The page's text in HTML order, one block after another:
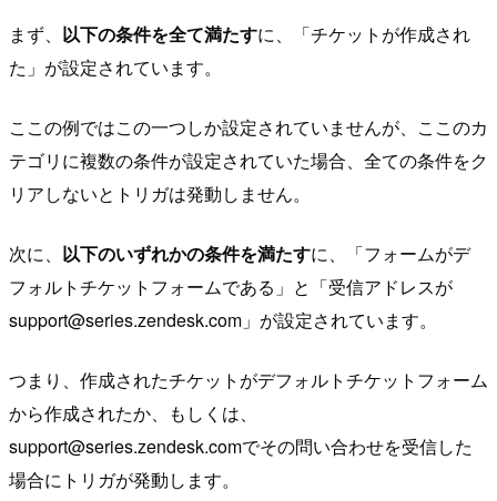
まず、 以下の条件を全て満たすに、「チケットが作成され
た」が設定されています。
ここの例ではこの一つしか設定されていませんが、ここのカ
テゴリに複数の条件が設定されていた場合、全ての条件をク
リアしないとトリガは発動しません。
次に、 以下のいずれかの条件を満たすに、「フォームがデ
フォルトチケットフォームである」と「受信アドレスが
support@series.zendesk.com」が設定されています。
つまり、作成されたチケットがデフォルトチケットフォーム
から作成されたか、もしくは、
support@series.zendesk.comでその問い合わせを受信した
場合にトリガが発動します。